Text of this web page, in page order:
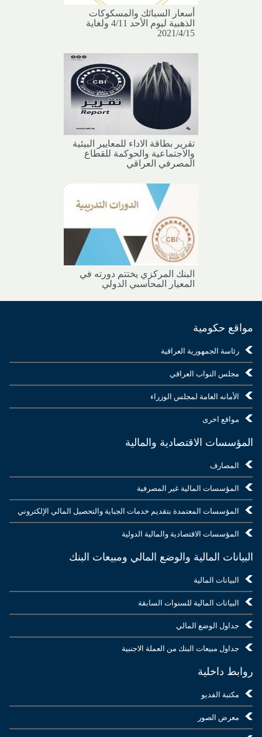
أسعار السبائك والمسكوكات
الذهبية ليوم الأحد 4/11 ولغاية
2021/4/15
تقرير بطاقة الاداء للمعايير البيئية
والاجتماعية والحوكمة للقطاع
المصرفي العراقي
البنك المركزي يختتم دورته في
المعيار المحاسبي الدولي
مواقع حكومية
رئاسة الجمهورية العراقية
مجلس النواب العراقي
الأمانه العامة لمجلس الوزراء
مواقع اخرى
المؤسسات الاقتصادية والمالية
المصارف
المؤسسات المالية غير المصرفية
المؤسسات المعتمدة بتقديم خدمات الجباية والتحصيل المالي الإلكتروني
المؤسسات الاقتصادية والمالية الدولية
البيانات المالية والوضع المالي ومبيعات البنك
البيانات المالية
البيانات المالية للسنوات السابقة
جداول الوضع المالي
جداول مبيعات البنك من العملة الاجنبية
روابط داخلية
مكتبة الفديو
معرض الصور